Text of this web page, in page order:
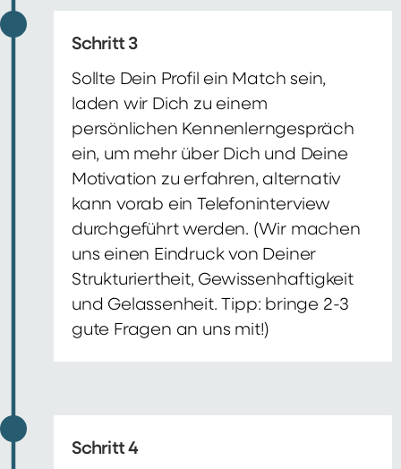
Schritt 3
Sollte Dein Profil ein Match sein,
laden wir Dich zu einem
persönlichen Kennenlerngespräch
ein, um mehr über Dich und Deine
Motivation zu erfahren, alternativ
kann vorab ein Telefoninterview
durchgeführt werden. (Wir machen
uns einen Eindruck von Deiner
Strukturiertheit, Gewissenhaftigkeit
und Gelassenheit. Tipp: bringe 2-3
gute Fragen an uns mit!)
Schritt 4